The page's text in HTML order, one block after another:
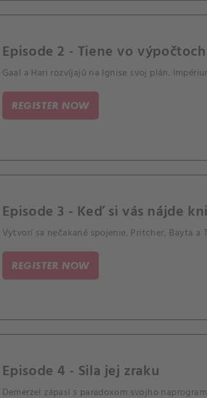
Episode 2 - Tiene vo výpočtoch
Gaal a Hari rozvíjajú na Ignise svoj plán.
REGISTER NOW
Episode 3 - Keď si vás nájde
Vytvorí sa nečakané spojenie. Pritcher, Bayta
REGISTER NOW
Episode 4 - Sila jej zraku
Demerzel zápasí s paradoxom svojho